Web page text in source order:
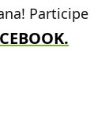
Participe
.